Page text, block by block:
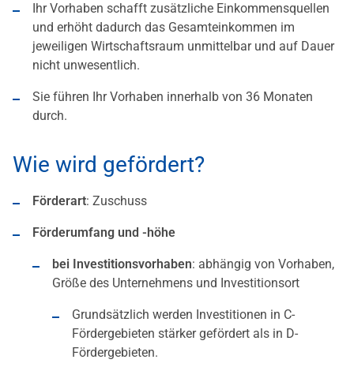
Ihr Vorhaben schafft zusätzliche Einkommensquellen
und erhöht dadurch das Gesamteinkommen im
jeweiligen Wirtschaftsraum unmittelbar und auf Dauer
nicht unwesentlich.
Sie führen Ihr Vorhaben innerhalb von 36 Monaten
durch.
Wie wird gefördert?
Förderart: Zuschuss
Förderumfang und -höhe
bei Investitionsvorhaben: abhängig von Vorhaben,
Größe des Unternehmens und Investitionsort
Grundsätzlich werden Investitionen in C-
Fördergebieten stärker gefördert als in D-
Fördergebieten.